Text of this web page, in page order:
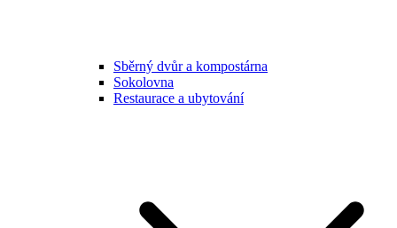
Sběrný dvůr a kompostárna
Sokolovna
Restaurace a ubytování